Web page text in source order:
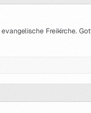
Freikirche.